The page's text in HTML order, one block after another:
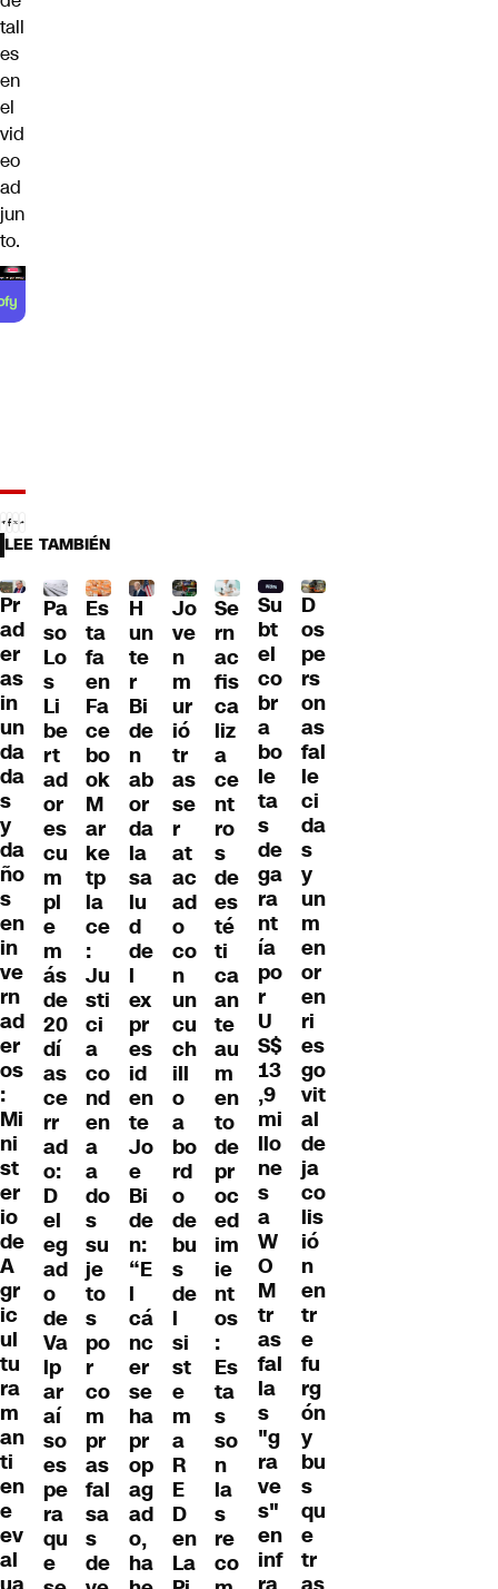
tall
es
en
el
vid
eo
ad
jun
to.
LEE TAMBIÉN
Pr
ad
er
as
in
un
da
da
s
y
da
ño
s
en
in
ve
rn
ad
er
os
:
Mi
ni
st
er
io
de
A
gr
ic
ul
tu
ra
m
an
ti
en
e
ev
al
Pa
so
Lo
s
Li
be
rt
ad
or
es
cu
m
pl
e
m
ás
de
20
dí
as
ce
rr
ad
o:
D
el
eg
ad
o
de
Va
lp
ar
aí
so
es
pe
ra
qu
e
Es
ta
fa
en
Fa
ce
bo
ok
M
ar
ke
tp
la
ce
:
Ju
sti
ci
a
co
nd
en
a
a
do
s
su
je
to
s
po
r
co
m
pr
as
fal
sa
s
de
H
un
te
r
Bi
de
n
ab
or
da
la
sa
lu
d
de
l
ex
pr
es
id
en
te
Jo
e
Bi
de
n:
“E
l
cá
nc
er
se
ha
pr
op
ag
ad
o,
ha
Jo
ve
n
m
ur
ió
tr
as
se
r
at
ac
ad
o
co
n
un
cu
ch
ill
o
a
bo
rd
o
de
bu
s
de
l
si
st
e
m
a
R
E
D
en
La
Se
rn
ac
fis
ca
liz
a
ce
nt
ro
s
de
es
té
ti
ca
an
te
au
m
en
to
de
pr
oc
ed
im
ie
nt
os
:
Es
ta
s
so
n
la
s
re
co
Su
bt
el
co
br
a
bo
le
ta
s
de
ga
ra
nt
ía
po
r
U
S$
13
,9
mi
llo
ne
s
a
W
O
M
tr
as
fal
la
s
"g
ra
ve
s"
en
inf
D
os
pe
rs
on
as
fal
le
ci
da
s
y
un
m
en
or
en
ri
es
go
vit
al
de
ja
co
lis
ió
n
en
tr
e
fu
rg
ón
y
bu
s
qu
e
tr